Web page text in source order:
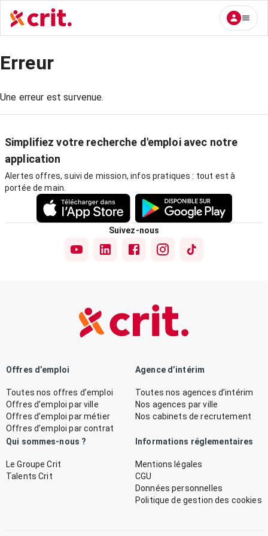
Erreur
Une erreur est survenue.
Simplifiez votre recherche d'emploi avec notre
application
Alertes offres, suivi de mission, infos pratiques : tout est à
portée de main.
Suivez-nous
Offres d’emploi
Toutes nos offres d’emploi
Offres d’emploi par ville
Offres d’emploi par métier
Offres d’emploi par contrat
Agence d’intérim
Toutes nos agences d’intérim
Nos agences par ville
Nos cabinets de recrutement
Qui sommes-nous ?
Le Groupe Crit
Talents Crit
Informations réglementaires
Mentions légales
CGU
Données personnelles
Politique de gestion des cookies